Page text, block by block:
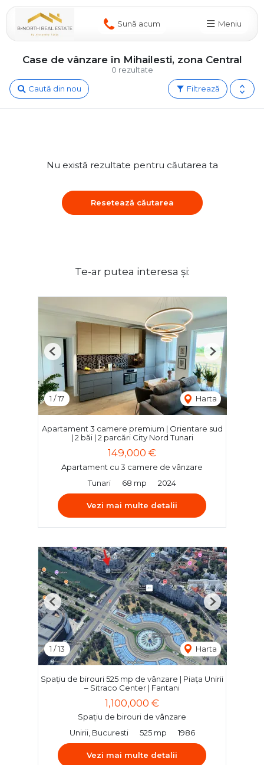
Sună acum Meniu
0 rezultate
Case de vânzare în Mihailesti, zona Central
Filtrează
Caută din nou
Nu există rezultate pentru căutarea ta
Resetează căutarea
Te-ar putea interesa și:
1 /17 Harta
Previous Next
Apartament 3 camere premium | Orientare sud
| 2 băi | 2 parcări City Nord Tunari
149,000 €
Apartament cu 3 camere de vânzare
Tunari
68 mp 2024
Vezi mai multe detalii
1 /13 Harta
Previous Next
Spațiu de birouri 525 mp de vânzare | Piața Unirii
– Sitraco Center | Fantani
1,100,000 €
Spațiu de birouri de vânzare
Unirii, Bucuresti
525 mp 1986
Vezi mai multe detalii